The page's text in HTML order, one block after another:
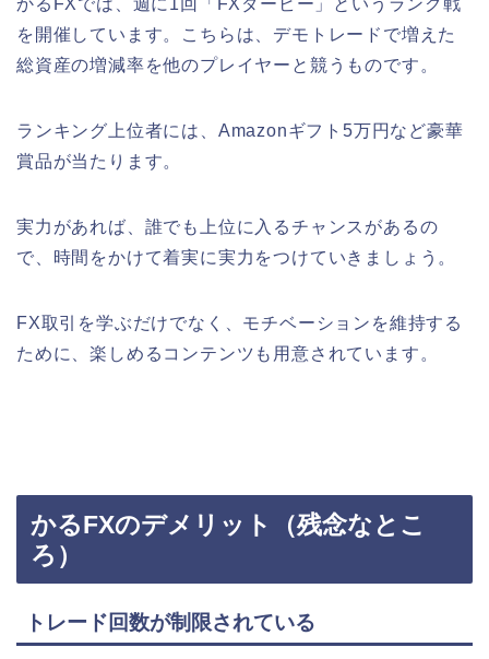
かるFXでは、週に1回「FXダービー」というランク戦
を開催しています。
こちらは、デモトレードで増えた
総資産の増減率を他のプレイヤーと競うものです。
ランキング上位者には、Amazonギフト5万円など豪華
賞品が当たります。
実力があれば、誰でも上位に入るチャンスがあるの
で、時間をかけて着実に実力をつけていきましょう。
FX取引を学ぶだけでなく、モチベーションを維持する
ために、楽しめるコンテンツも用意されています。
かるFXのデメリット（残念なとこ
ろ）
トレード回数が制限されている